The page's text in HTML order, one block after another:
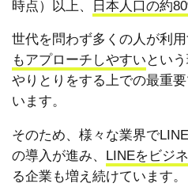
時点）以上、
日本人口の約
世代を問わず多くの人が利用
もアプローチしやすい とい
やりとりをする上での最重
います。
そのため、様々な業界で
の導入が進み、 LINEをビジ
る企業も増え続けています。